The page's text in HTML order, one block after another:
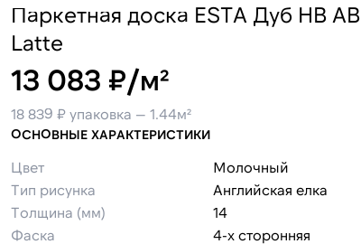
Паркетная доска ESTA Дуб HB AB
Latte
13 083 ₽/м²
18 839 ₽ упаковка — 1.44м²
ОСНОВНЫЕ ХАРАКТЕРИСТИКИ
Цвет
Молочный
Тип рисунка
Английская елка
Толщина (мм)
14
Фаска
4-х сторонняя